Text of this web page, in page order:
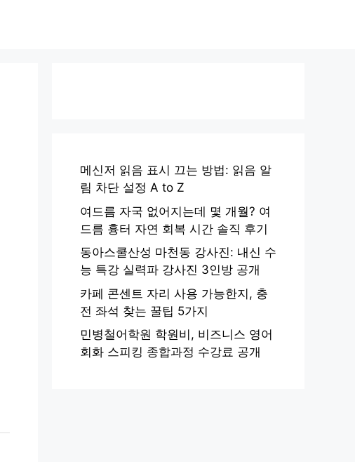
메신저 읽음 표시 끄는 방법: 읽음 알
림 차단 설정 A to Z
여드름 자국 없어지는데 몇 개월? 여
드름 흉터 자연 회복 시간 솔직 후기
동아스쿨산성 마천동 강사진: 내신 수
능 특강 실력파 강사진 3인방 공개
카페 콘센트 자리 사용 가능한지, 충
전 좌석 찾는 꿀팁 5가지
민병철어학원 학원비, 비즈니스 영어
회화 스피킹 종합과정 수강료 공개